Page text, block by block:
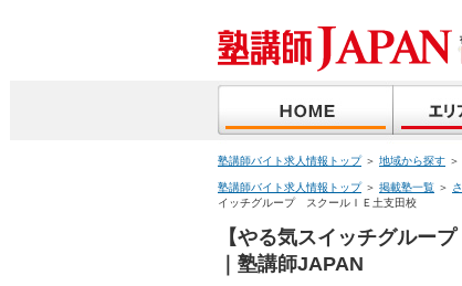
塾講師バイト求人情報トップ＞ 地域から探す ＞
塾講師バイト求人情報トップ＞ 掲載塾一覧 ＞
イッチグループ スクールＩＥ土支田校
【やる気スイッチグルー
｜塾講師JAPAN